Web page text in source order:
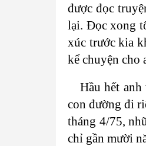
được đọc
lại. Đọc xong
xúc trước kia
kể chuyện cho
Hầu hết
con đường đi
tháng 4/75,
chỉ gần mười